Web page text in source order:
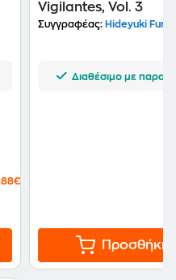
Vigilantes, Vol. 3
Συγγραφέας: Hideyuki
Διαθέσιμο με
Προσθήκη